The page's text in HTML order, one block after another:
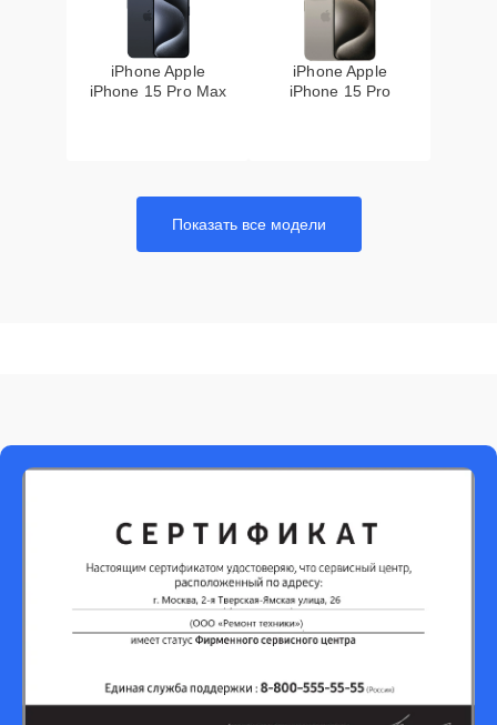
iPhone Apple
iPhone 15 Pro Max
iPhone Apple
iPhone 15 Pro
Показать все модели